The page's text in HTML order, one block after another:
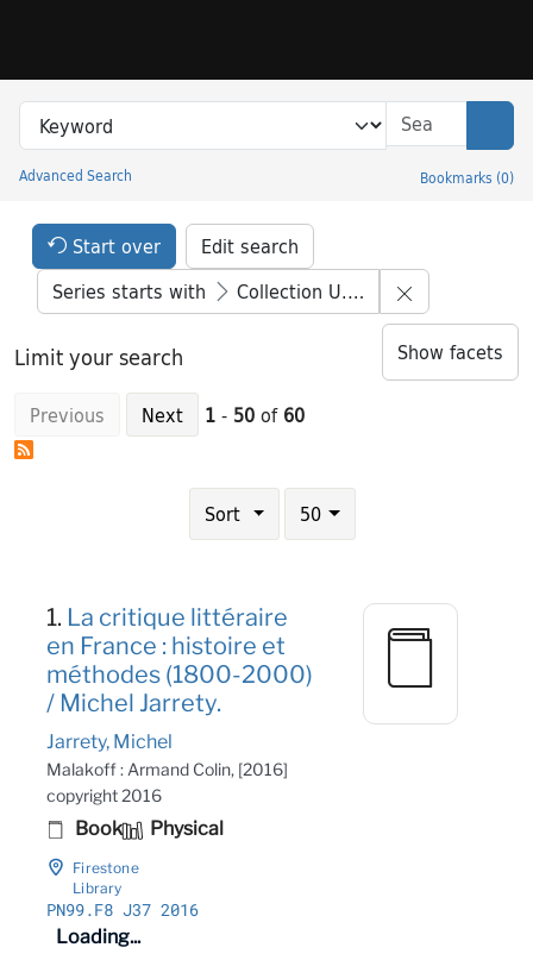
Search in
search for
Advanced Search Bookmarks (0)
Princeton University Library Catalog
Search Constraints Header
Start over Edit search
Series starts with
Collection U. Lettres
Limit your search Show facets
Previous Next 1 - 50 of 60
Sort
Number of results to display per page
50results per page
1. La critique littéraire
en France : histoire et
méthodes (1800-2000)
/ Michel Jarrety.
Jarrety, Michel
Malakoff : Armand Colin, [2016]
copyright 2016
Book Physical
Firestone
Library
PN99.F8 J37 2016
Loading...